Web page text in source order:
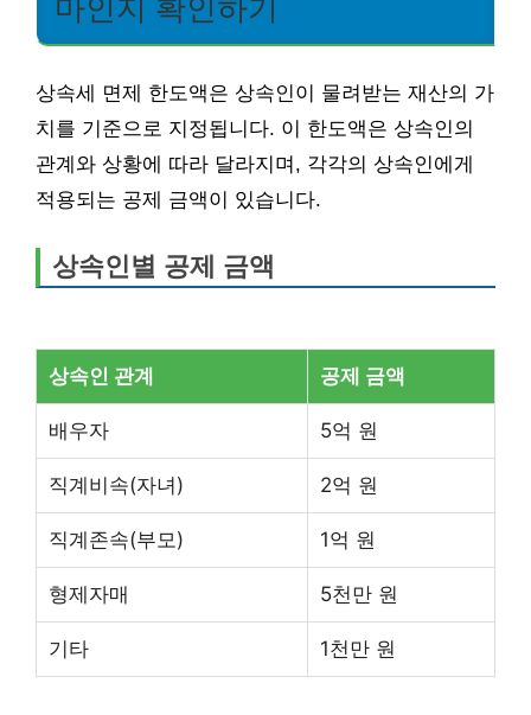
마인지 확인하기
상속세 면제 한도액은 상속인이 물려받는 재산의 가
치를 기준으로 지정됩니다. 이 한도액은 상속인의
관계와 상황에 따라 달라지며, 각각의 상속인에게
적용되는 공제 금액이 있습니다.
상속인별 공제 금액
상속인 관계 공제 금액
배우자 5억 원
직계비속(자녀) 2억 원
직계존속(부모) 1억 원
형제자매 5천만 원
기타 1천만 원